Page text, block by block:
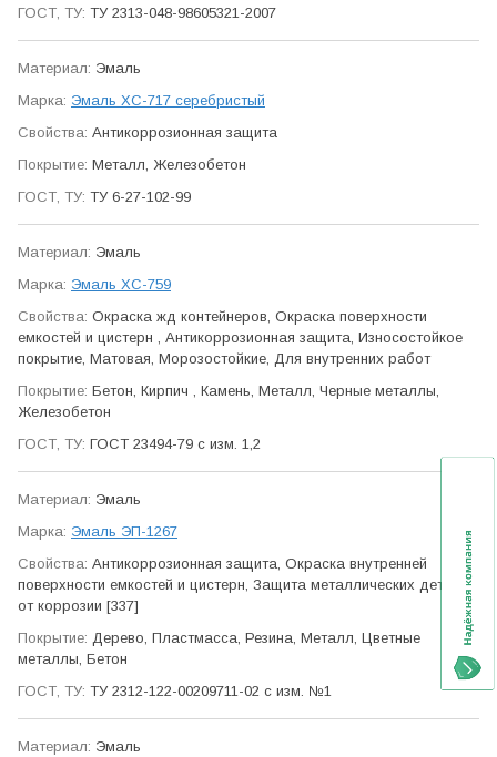
ТУ 2313-048-98605321-2007
Эмаль
Эмаль ХС-717 серебристый
Антикор­розионная защита
Металл, Железобетон
ТУ 6-27-102-99
Эмаль
Эмаль ХС-759
Окраска жд контейнеров, Окраска поверхности
емкостей и цистерн , Антикор­розионная защита, Износо­стойкое
покрытие, Матовая, Морозо­стойкие, Для внутренних работ
Бетон, Кирпич , Камень, Металл, Черные металлы,
Железобетон
ГОСТ 23494-79 с изм. 1,2
Эмаль
Эмаль ЭП-1267
Антикор­розионная защита, Окраска внутренней
поверхности емкостей и цистерн, Защита метал­лических деталей
от коррозии [337]
Дерево, Пластмасса, Резина, Металл, Цветные
металлы, Бетон
ТУ 2312-122-00209711-02 с изм. №1
Эмаль